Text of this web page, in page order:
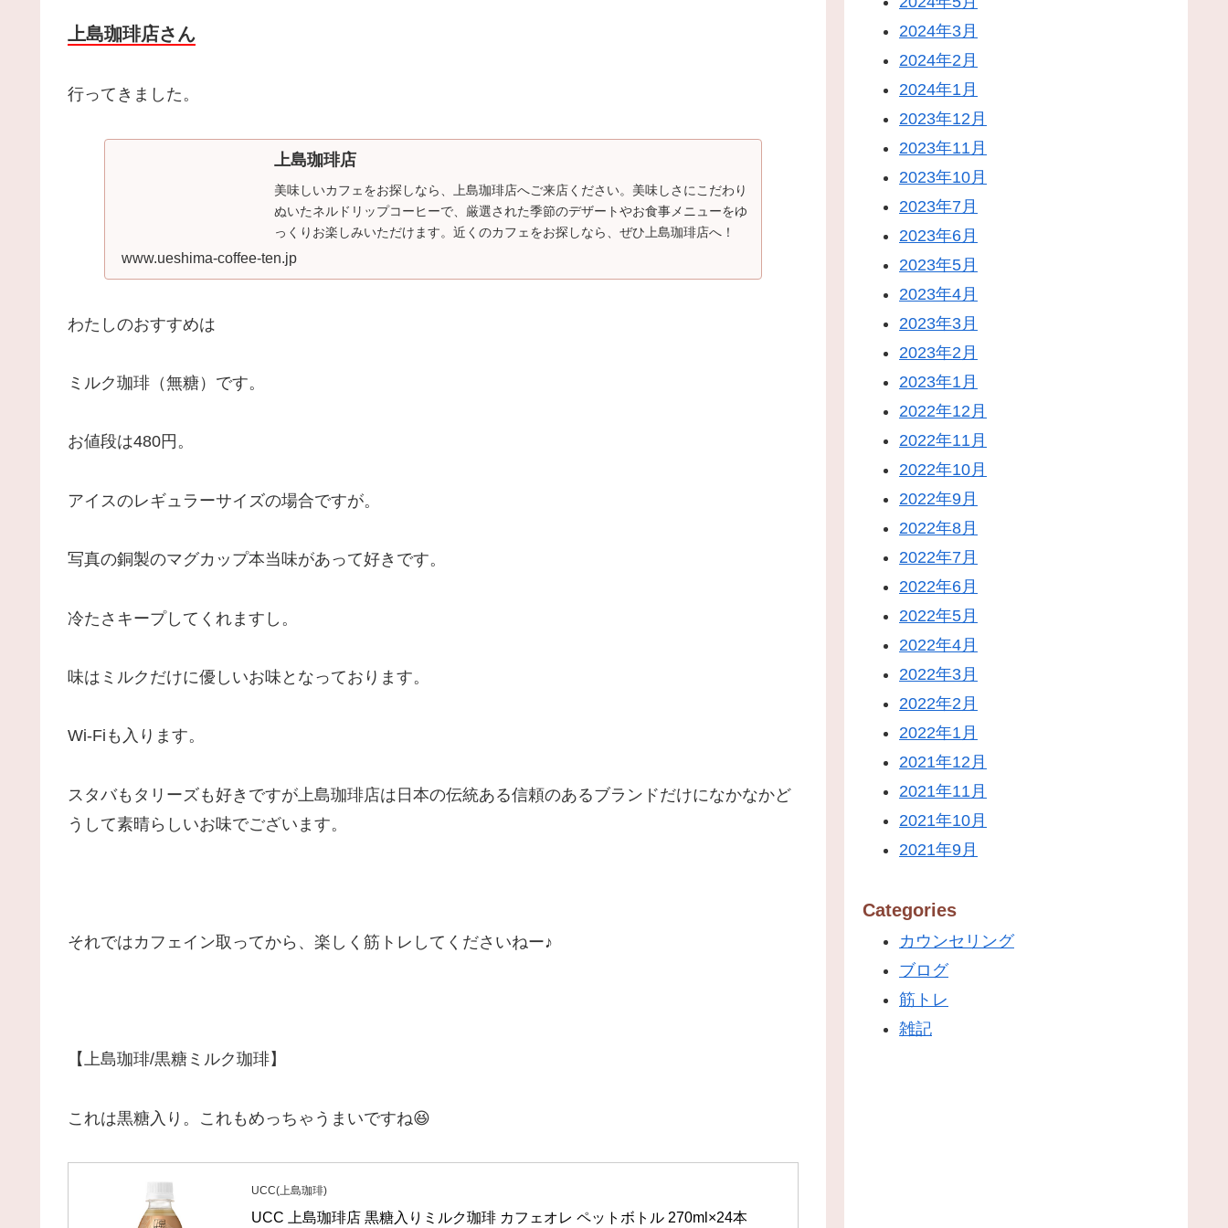
上島珈琲店さん
行ってきました。
上島珈琲店
美味しいカフェをお探しなら、上島珈琲店へご来店ください。美味しさにこだわり
ぬいたネルドリップコーヒーで、厳選された季節のデザートやお食事メニューをゆ
っくりお楽しみいただけます。近くのカフェをお探しなら、ぜひ上島珈琲店へ！
www.ueshima-coffee-ten.jp
わたしのおすすめは
ミルク珈琲（無糖）です。
お値段は480円。
アイスのレギュラーサイズの場合ですが。
写真の銅製のマグカップ本当味があって好きです。
冷たさキープしてくれますし。
味はミルクだけに優しいお味となっております。
Wi-Fiも入ります。
スタバもタリーズも好きですが上島珈琲店は日本の伝統ある信頼のあるブランドだけになかなかど
うして素晴らしいお味でございます。
それではカフェイン取ってから、楽しく筋トレしてくださいねー♪
【上島珈琲/黒糖ミルク珈琲】
これは黒糖入り。これもめっちゃうまいですね😆
UCC(上島珈琲)
UCC 上島珈琲店 黒糖入りミルク珈琲 カフェオレ ペットボトル 270ml×24本
2024年3月
2024年2月
2024年1月
2023年12月
2023年11月
2023年10月
2023年7月
2023年6月
2023年5月
2023年4月
2023年3月
2023年2月
2023年1月
2022年12月
2022年11月
2022年10月
2022年9月
2022年8月
2022年7月
2022年6月
2022年5月
2022年4月
2022年3月
2022年2月
2022年1月
2021年12月
2021年11月
2021年10月
2021年9月
Categories
カウンセリング
ブログ
筋トレ
雑記